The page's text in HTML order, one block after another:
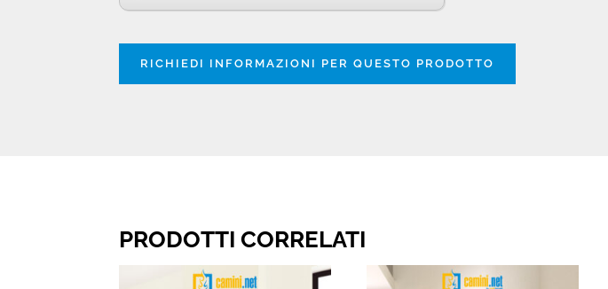
RICHIEDI INFORMAZIONI PER QUESTO PRODOTTO
PRODOTTI CORRELATI